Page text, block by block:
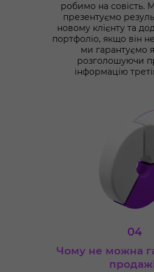
робимо на совість.
презентуємо
новому клієнту та
портфоліо, якщо він
ми гарантуємо
розголошуючи
інформацію
Чому не можна
04